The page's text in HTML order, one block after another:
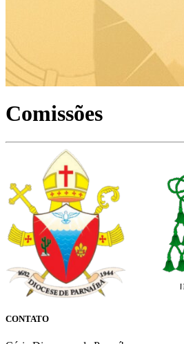
Comissões
CONTATO